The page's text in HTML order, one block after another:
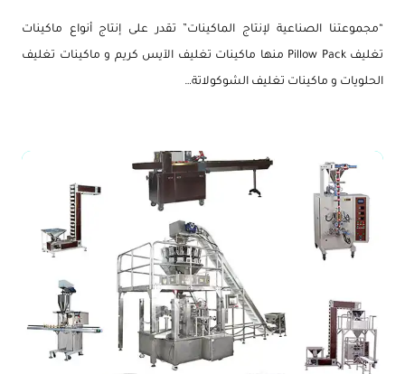
“مجموعتنا الصناعية لإنتاج الماكينات” تقدر على إنتاج أنواع ماكينات
تغليف Pillow Pack منها ماكينات تغليف الآيس كريم و ماكينات تغليف
الحلويات و ماكينات تغليف الشوكولاتة…